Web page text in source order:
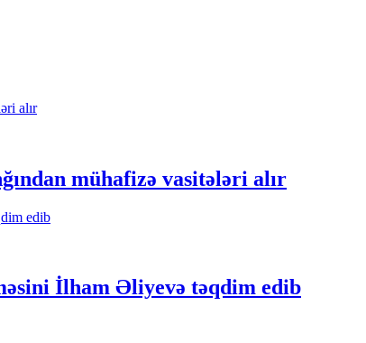
mühafizə vasitələri alır
İlham Əliyevə təqdim edib